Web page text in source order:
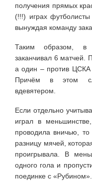
получения прямых
(!!!) играх
вынуждая команду
Таким образом, в
заканчивал 6 матчей.
а один – против ЦСКА
Причём в этом
вдевятером.
Если отдельно
играл в
проводила вничью,
разницу мячей,
проигрывала. В
одного гола и
поединке с «Рубином».